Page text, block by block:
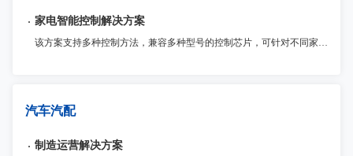
家电智能控制解决方案
该方案支持多种控制方法，兼容多种型号的控制芯片，可针对不同家电应用场景进行优化和定制。此外，该解决方案还提供了诸多安全保护功能和稳定性保障，确保产品的高质量和可靠性
汽车汽配
制造运营解决方案